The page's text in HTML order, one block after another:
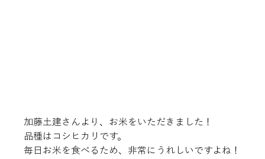
加藤土建さんより、お米をいただきました！
品種はコシヒカリです。
毎日お米を食べるため、非常にうれしいですよね！